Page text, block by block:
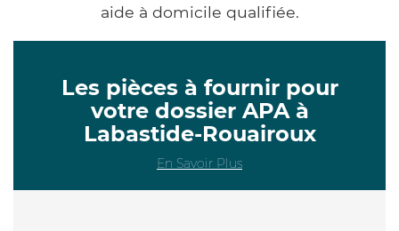
aide à domicile qualifiée.
Les pièces à fournir pour
votre dossier APA à
Labastide-Rouairoux
En Savoir Plus